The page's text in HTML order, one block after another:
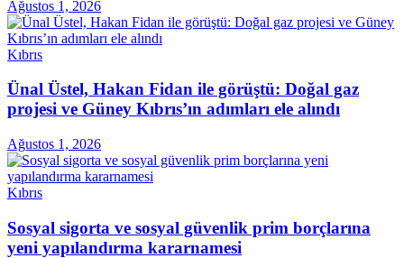
Ağustos 1, 2026
Kıbrıs
Ünal Üstel, Hakan Fidan ile görüştü: Doğal gaz
projesi ve Güney Kıbrıs’ın adımları ele alındı
Ağustos 1, 2026
Kıbrıs
Sosyal sigorta ve sosyal güvenlik prim borçlarına
yeni yapılandırma kararnamesi